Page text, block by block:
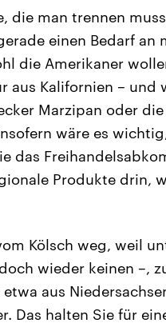
die man trennen
einen Bedarf an
die Amerikaner
aus Kalifornien – und
Marzipan oder die
wäre es
das
Produkte drin,
Kölsch weg, weil
wieder keinen –,
aus
Das halten Sie für